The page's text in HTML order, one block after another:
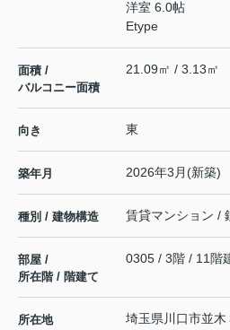
洋室 6.0帖
Etype
面積 /
バルコニー面積
21.09㎡ / 3.13㎡
向き 東
築年月 2026年3月(新築)
種別 / 建物構造 賃貸マンション /
部屋 /
所在階 / 階建て
0305 / 3階 / 11階
所在地 埼玉県 川口市並木